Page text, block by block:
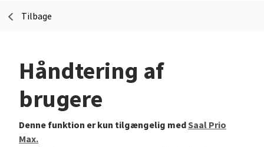
Tilbage
Håndtering af
brugere
Denne funktion er kun tilgængelig medSaal Prio
Max.